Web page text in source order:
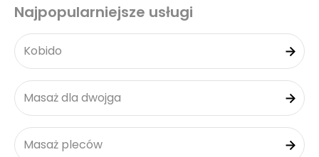
Najpopularniejsze usługi
Kobido
Masaż dla dwojga
Masaż pleców